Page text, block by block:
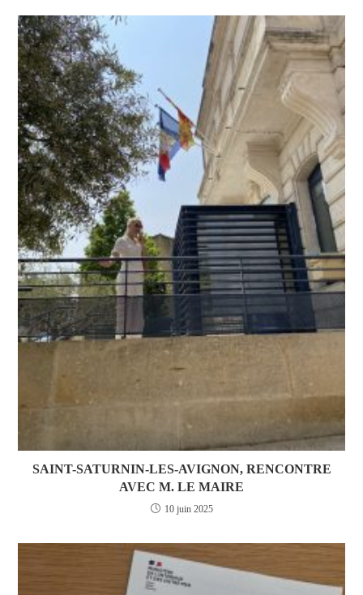
SAINT-SATURNIN-LES-AVIGNON, RENCONTRE
AVEC M. LE MAIRE
10 juin 2025